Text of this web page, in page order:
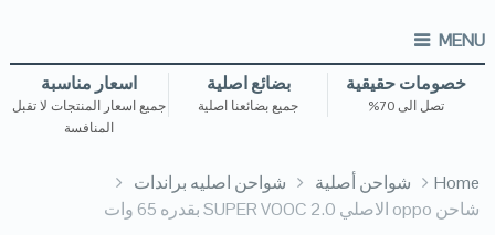
MENU
خصومات حقيقية
تصل الى 70%
بضائع اصلية
جميع بضائعنا اصلية
اسعار مناسبة
جميع اسعار المنتجات لا تقبل
المنافسة
Home شواحن أصلية
شواحن اصليه براندات
شاحن oppo الاصلي SUPER VOOC 2.0 بقدره 65 وات